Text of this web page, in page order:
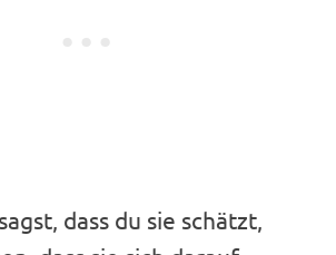
dass du sie schätzt,